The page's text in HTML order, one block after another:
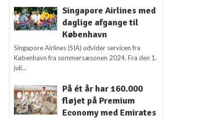
Singapore Airlines med
daglige afgange til
København
Singapore Airlines (SIA) udvider servicen fra
København fra sommersæsonen 2024. Fra den 1.
juli...
På ét år har 160.000
fløjet på Premium
Economy med Emirates